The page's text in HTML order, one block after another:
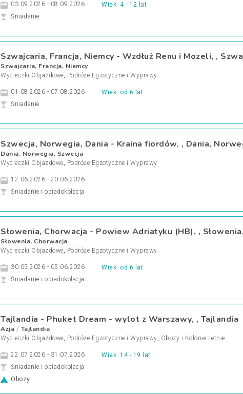
Wiek: 4 - 12 lat
03.09.2026 - 08.09.2026
Śniadanie
Szwajcaria, Francja, Niemcy - Wzdłuż Renu i Mozeli, ,
Szwajcaria, Francja, Niemcy
Wycieczki Objazdowe, Podróże Egzotyczne i Wyprawy
Wiek: od 6 lat
01.08.2026 - 07.08.2026
Śniadanie
Szwecja, Norwegia, Dania - Kraina fiordów, , Dania,
Dania, Norwegia, Szwecja
Wycieczki Objazdowe, Podróże Egzotyczne i Wyprawy
12.06.2026 - 20.06.2026
Śniadanie i obiadokolacja
Słowenia, Chorwacja - Powiew Adriatyku (HB), ,
Słowenia, Chorwacja
Wycieczki Objazdowe, Podróże Egzotyczne i Wyprawy
Wiek: od 6 lat
30.05.2026 - 05.06.2026
Śniadanie i obiadokolacja
Tajlandia - Phuket Dream - wylot z Warszawy, , Tajlandia
Azja / Tajlandia
Wycieczki Objazdowe, Podróże Egzotyczne i Wyprawy, Obozy i Kolonie Letnie
Wiek: 14 - 19 lat
22.07.2026 - 31.07.2026
Śniadanie i obiadokolacja
Obozy